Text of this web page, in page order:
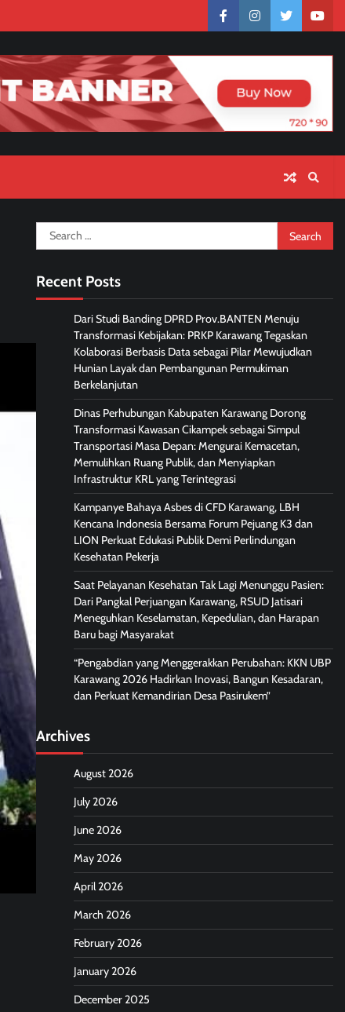
facebookinstagramtwitter
Search
for:
Recent Posts
Dari Studi Banding DPRD Prov.BANTEN Menuju
Transformasi Kebijakan: PRKP Karawang Tegaskan
Kolaborasi Berbasis Data sebagai Pilar Mewujudkan
Hunian Layak dan Pembangunan Permukiman
Berkelanjutan
Dinas Perhubungan Kabupaten Karawang Dorong
Transformasi Kawasan Cikampek sebagai Simpul
Transportasi Masa Depan: Mengurai Kemacetan,
Memulihkan Ruang Publik, dan Menyiapkan
Infrastruktur KRL yang Terintegrasi
Kampanye Bahaya Asbes di CFD Karawang, LBH
Kencana Indonesia Bersama Forum Pejuang K3 dan
LION Perkuat Edukasi Publik Demi Perlindungan
Kesehatan Pekerja
Saat Pelayanan Kesehatan Tak Lagi Menunggu Pasien:
Dari Pangkal Perjuangan Karawang, RSUD Jatisari
Meneguhkan Keselamatan, Kepedulian, dan Harapan
Baru bagi Masyarakat
“Pengabdian yang Menggerakkan Perubahan: KKN UBP
Karawang 2026 Hadirkan Inovasi, Bangun Kesadaran,
dan Perkuat Kemandirian Desa Pasirukem”
Archives
August 2026
July 2026
June 2026
May 2026
April 2026
March 2026
February 2026
January 2026
December 2025